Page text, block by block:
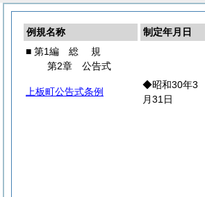
例規名称 制定年月日
■ 第1編 総 規
第2章 公告式
上板町公告式条例
◆昭和30年3
月31日